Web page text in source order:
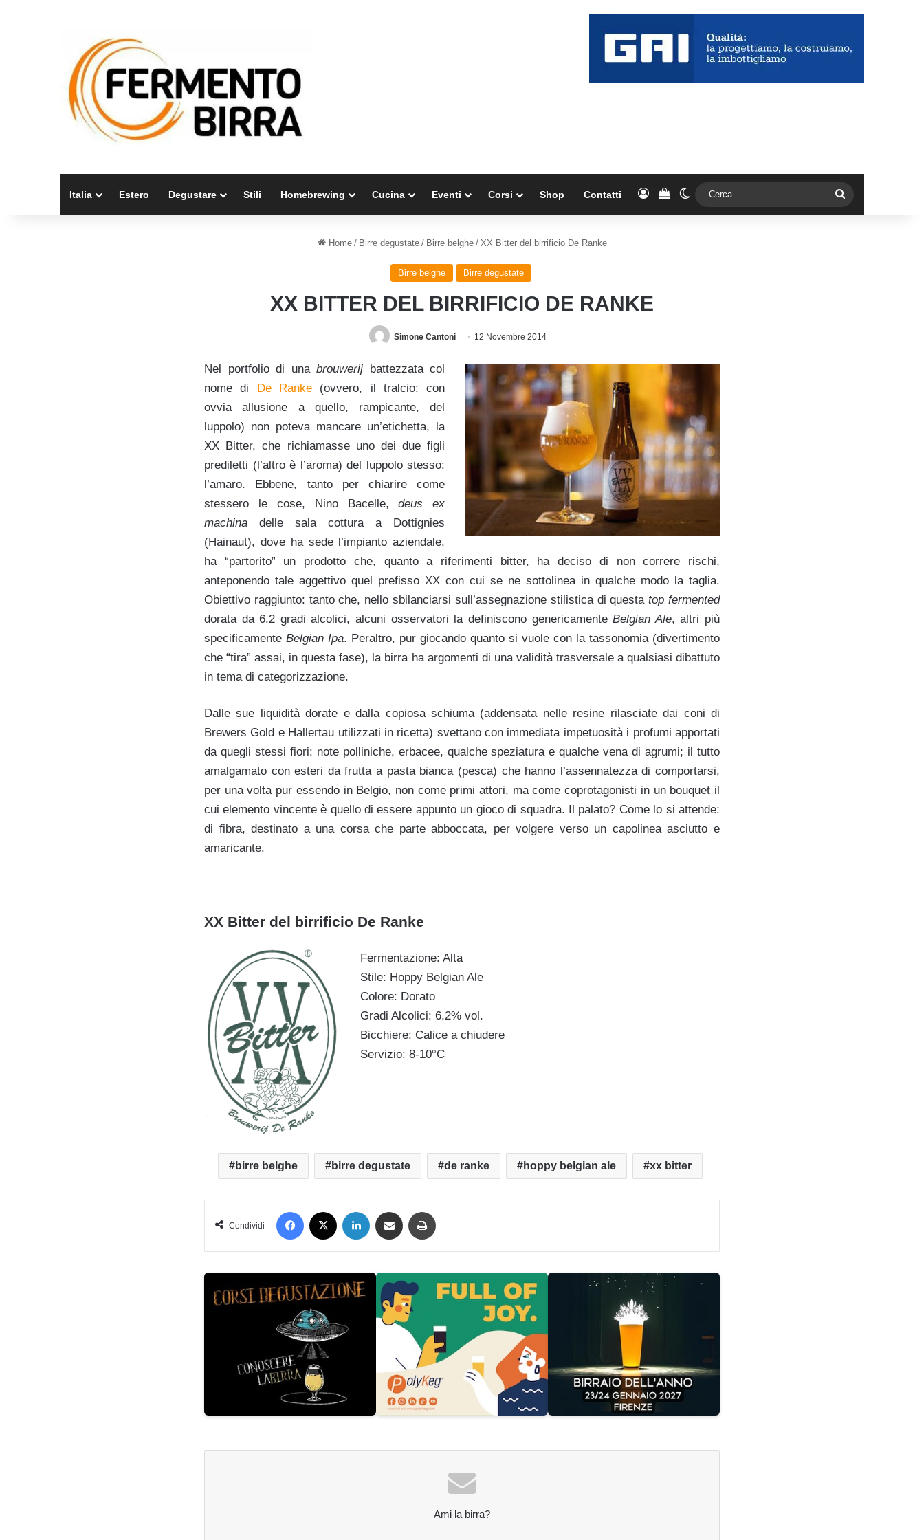
Italia Estero Degustare Stili Homebrewing Cucina Eventi Corsi Shop Contatti AccediVedi il carrello
Cambia aspetto
Home / Birre degustate / Birre belghe / XX Bitter del birrificio De Ranke
Birre belghe Birre degustate
XX BITTER DEL BIRRIFICIO DE RANKE
Simone Cantoni 12 Novembre 2014
Nel portfolio di unabrouwerij battezzata col
nome di
De Ranke(ovvero, il tralcio: con
ovvia allusione a quello, rampicante, del
luppolo) non poteva mancare un’etichetta, la
XX Bitter, che richiamasse uno dei due figli
prediletti (l’altro è l’aroma) del luppolo stesso:
l’amaro. Ebbene, tanto per chiarire come
stessero le cose, Nino Bacelle,deus ex
machina delle sala cottura a Dottignies
(Hainaut), dove ha sede l’impianto aziendale,
ha “partorito” un prodotto che, quanto a riferimenti bitter, ha deciso di non correre rischi,
anteponendo tale aggettivo quel prefisso XX con cui se ne sottolinea in qualche modo la taglia.
Obiettivo raggiunto: tanto che, nello sbilanciarsi sull’assegnazione stilistica di questatop fermented
dorata da 6.2 gradi alcolici, alcuni osservatori la definiscono genericamenteBelgian Ale, altri più
specificamente Belgian Ipa. Peraltro, pur giocando quanto si vuole con la tassonomia (divertimento
che “tira” assai, in questa fase), la birra ha argomenti di una validità trasversale a qualsiasi dibattuto
in tema di categorizzazione.
Dalle sue liquidità dorate e dalla copiosa schiuma (addensata nelle resine rilasciate dai coni di
Brewers Gold e Hallertau utilizzati in ricetta) svettano con immediata impetuosità i profumi apportati
da quegli stessi fiori: note polliniche, erbacee, qualche speziatura e qualche vena di agrumi; il tutto
amalgamato con esteri da frutta a pasta bianca (pesca) che hanno l’assennatezza di comportarsi,
per una volta pur essendo in Belgio, non come primi attori, ma come coprotagonisti in un bouquet il
cui elemento vincente è quello di essere appunto un gioco di squadra. Il palato? Come lo si attende:
di fibra, destinato a una corsa che parte abboccata, per volgere verso un capolinea asciutto e
amaricante.
XX Bitter del birrificio De Ranke
Fermentazione: Alta
Stile: Hoppy Belgian Ale
Colore: Dorato
Gradi Alcolici: 6,2% vol.
Bicchiere: Calice a chiudere
Servizio: 8-10°C
birre belghe birre degustate de ranke hoppy belgian ale xx bitter
Condividi
Facebook LinkedIn Condividi via mail
Ami la birra?